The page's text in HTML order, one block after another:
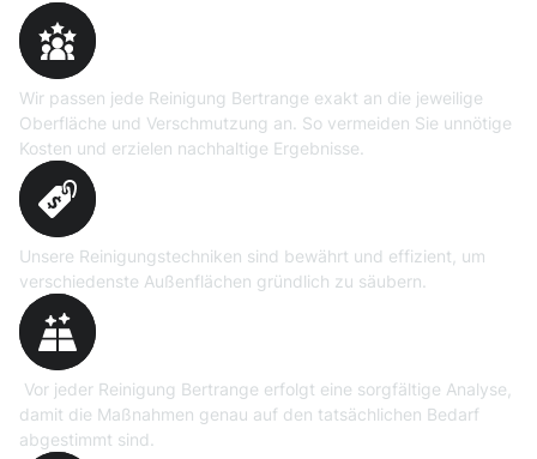
Wir passen jede Reinigung Bertrange exakt an die jeweilige
Oberfläche und Verschmutzung an. So vermeiden Sie unnötige
Kosten und erzielen nachhaltige Ergebnisse.
Unsere Reinigungstechniken sind bewährt und effizient, um
verschiedenste Außenflächen gründlich zu säubern.
Vor jeder Reinigung Bertrange erfolgt eine sorgfältige Analyse,
damit die Maßnahmen genau auf den tatsächlichen Bedarf
abgestimmt sind.